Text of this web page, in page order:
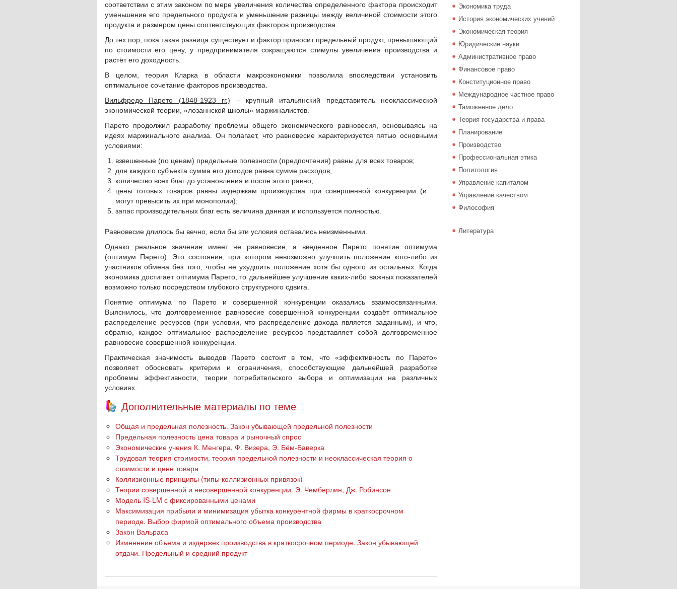
соответствии с этим законом по мере увеличения количества определенного фактора происходит
уменьшение его предельного продукта и уменьшение разницы между величиной стоимости этого
продукта и размером цены соответствующих факторов производства.
До тех пор, пока такая разница существует и фактор приносит предельный продукт, превышающий
по стоимости его цену, у предпринимателя сокращаются стимулы увеличения производства и
растёт его доходность.
В целом, теория Кларка в области макроэкономики позволила впоследствии установить
оптимальное сочетание факторов производства.
Вильфредо Парето (1848-1923 гг.) – крупный итальянский представитель неоклассической
экономической теории, «лозаннской школы» маржиналистов.
Парето продолжил разработку проблемы общего экономического равновесия, основываясь на
идеях маржинального анализа. Он полагает, что равновесие характеризуется пятью основными
условиями:
взвешенные (по ценам) предельные полезности (предпочтения) равны для всех товаров;
для каждого субъекта сумма его доходов равна сумме расходов;
количество всех благ до установления и после этого равно;
цены готовых товаров равны издержкам производства при совершенной конкуренции (и
могут превысить их при монополии);
запас производительных благ есть величина данная и используется полностью.
Равновесие длилось бы вечно, если бы эти условия оставались неизменными.
Однако реальное значение имеет не равновесие, а введенное Парето понятие оптимума
(оптимум Парето). Это состояние, при котором невозможно улучшить положение кого-либо из
участников обмена без того, чтобы не ухудшить положение хотя бы одного из остальных. Когда
экономика достигает оптимума Парето, то дальнейшее улучшение каких-либо важных показателей
возможно только посредством глубокого структурного сдвига.
Понятие оптимума по Парето и совершенной конкуренции оказались взаимосвязанными.
Выяснилось, что долговременное равновесие совершенной конкуренции создаёт оптимальное
распределение ресурсов (при условии, что распределение дохода является заданным), и что,
обратно, каждое оптимальное распределение ресурсов представляет собой долговременное
равновесие совершенной конкуренции.
Практическая значимость выводов Парето состоит в том, что «эффективность по Парето»
позволяет обосновать критерии и ограничения, способствующие дальнейшей разработке
проблемы эффективности, теории потребительского выбора и оптимизации на различных
условиях.
Дополнительные материалы по теме
Общая и предельная полезность. Закон убывающей предельной полезности
Предельная полезность цена товара и рыночный спрос
Экономические учения К. Менгера, Ф. Визера, Э. Бём-Баверка
Трудовая теория стоимости, теория предельной полезности и неоклассическая теория о
стоимости и цене товара
Коллизионные принципы (типы коллизионных привязок)
Теории совершенной и несовершенной конкуренции. Э. Чемберлин, Дж. Робинсон
Модель IS-LM с фиксированными ценами
Максимизация прибыли и минимизация убытка конкурентной фирмы в краткосрочном
периоде. Выбор фирмой оптимального объема производства
Закон Вальраса
Изменение объема и издержек производства в краткосрочном периоде. Закон убывающей
отдачи. Предельный и средний продукт
Экономика труда
История экономических учений
Экономическая теория
Юридические науки
Административное право
Финансовое право
Конституционное право
Международное частное право
Таможенное дело
Теория государства и права
Планирование
Производство
Профессиональная этика
Политология
Управление капиталом
Управление качеством
Философия
Литература